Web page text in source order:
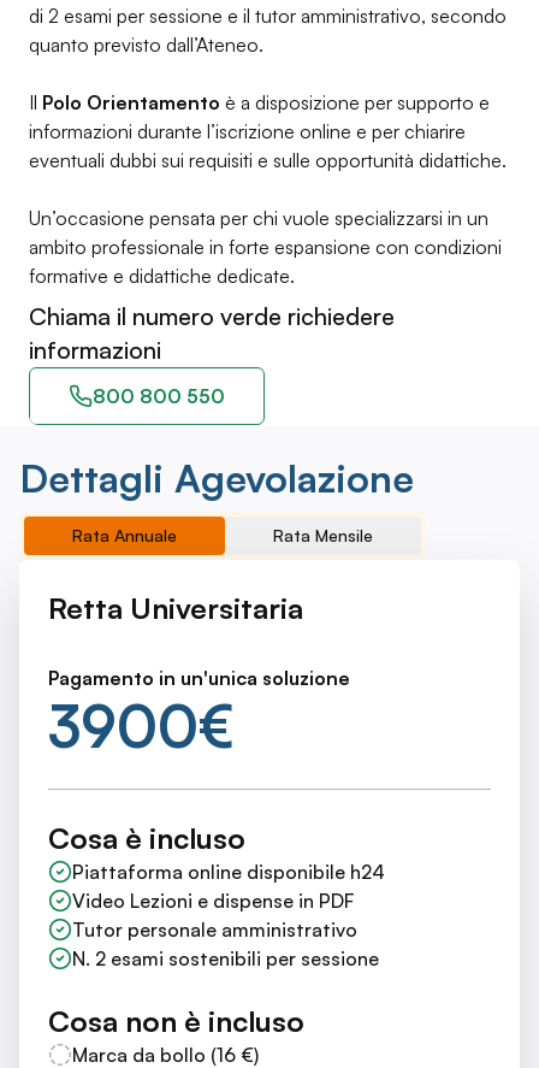
di 2 esami per sessione e il tutor amministrativo, secondo
quanto previsto dall’Ateneo.
Il Polo Orientamento è a disposizione per supporto e
informazioni durante l’iscrizione online e per chiarire
eventuali dubbi sui requisiti e sulle opportunità didattiche.
Un’occasione pensata per chi vuole specializzarsi in un
ambito professionale in forte espansione con condizioni
formative e didattiche dedicate.
Chiama il numero verde richiedere
informazioni
800 800 550
Dettagli Agevolazione
Rata Annuale Rata Mensile
Retta Universitaria
Pagamento in un'unica soluzione
3900€
Cosa è incluso
Piattaforma online disponibile h24
Video Lezioni e dispense in PDF
Tutor personale amministrativo
N. 2 esami sostenibili per sessione
Cosa non è incluso
Marca da bollo (16 €)